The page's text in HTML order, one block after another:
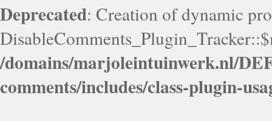
Deprecated: Creation of dynamic
/domains/marjoleintuinwerk.nl/
comments/includes/class-plugin-